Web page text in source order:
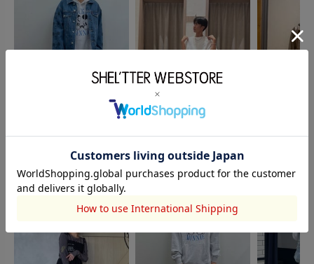
AZUL BY MOUSSY
石内 世蓮
167cm
RODEO CROWNS WIDE
BOWL
兵庫 優人
上杉龍志